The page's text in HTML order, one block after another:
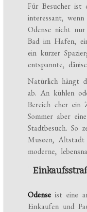
Für Besucher ist
interessant,
Odense nicht
Bad im Hafen,
ein kurzer
entspannte,
Natürlich hängt
ab. An kühlen
Bereich eher ein
Sommer aber
Stadtbesuch. So
Museen, Altstadt
moderne,
Odense ist eine
Einkaufen und